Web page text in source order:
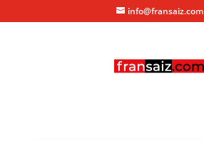
info@fransaiz.com